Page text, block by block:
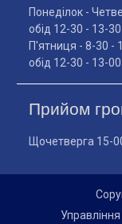
Понеділок -
обід 12-30 - 13-30
П'ятниця - 8-30 -
обід 12-30 - 13-00
Прийом
Щочетверга 15-
Управління